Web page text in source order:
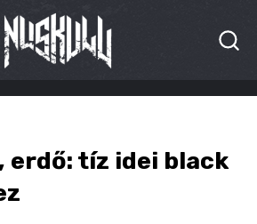
erdő: tíz idei black